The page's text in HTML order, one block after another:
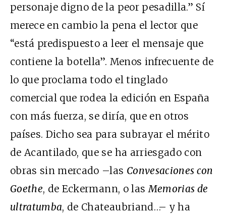
personaje digno de la peor pesadilla.” Sí
merece en cambio la pena el lector que
“está predispuesto a leer el mensaje que
contiene la botella”. Menos infrecuente de
lo que proclama todo el tinglado
comercial que rodea la edición en España
con más fuerza, se diría, que en otros
países. Dicho sea para subrayar el mérito
de Acantilado, que se ha arriesgado con
obras sin mercado –las Convesaciones con
Goethe, de Eckermann, o las Memorias de
ultratumba, de Chateaubriand…– y ha